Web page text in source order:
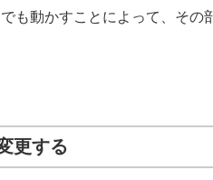
も動かすことによって、その
更する